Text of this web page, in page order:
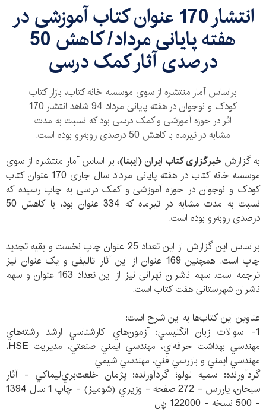
انتشار 170 عنوان کتاب آموزشی در
هفته پایانی مرداد/ کاهش 50
درصدی آثار کمک درسی
براساس آمار منتشره از سوی موسسه خانه کتاب، بازار کتاب
کودک و نوجوان در هفته پایانی مرداد 94 شاهد انتشار 170
اثر در حوزه آموزشی و کمک درسی بود که نسبت به مدت
مشابه در تیرماه با کاهش 50 درصدی روبه‌رو بوده است.
به گزارش خبرگزاری کتاب ایران (ایبنا)،بر اساس آمار منتشره از سوی
موسسه خانه کتاب در هفته پایانی مرداد سال جاری 170 عنوان کتاب
کودک و نوجوان در حوزه آموزشی و کمک درسی به چاپ رسیده که
نسبت به مدت مشابه در تیرماه که 334 عنوان بود، با کاهش 50
درصدی روبه‌رو بوده است.
براساس این گزارش از این تعداد 25 عنوان چاپ نخست و بقیه تجدید
چاپ است. همچنین 169 عنوان از این آثار تالیفی و یک عنوان نیز
ترجمه است. سهم ناشران تهرانی نیز از این تعداد 163 عنوان و سهم
ناشران شهرستانی هفت کتاب است.
عناوین این کتاب‌ها به این شرح است:
1- سوالات زبان انگليسي: آزمون‌هاي كارشناسي ارشد رشته‌هاي
مهندسي بهداشت حرفه‌اي، مهندسي ايمني صنعتي، مديريت HSE،
مهندسي ايمني و بازرسي فني، مهندسي شيمي
گردآورنده: سميه لولو؛ گردآورنده: پژمان خلعت‌بري‌ليماكي - آثار
سبحان، ياررس - 272 صفحه - وزيري (شوميز) - چاپ 1 سال 1394
- 500 نسخه - 122000 ريال